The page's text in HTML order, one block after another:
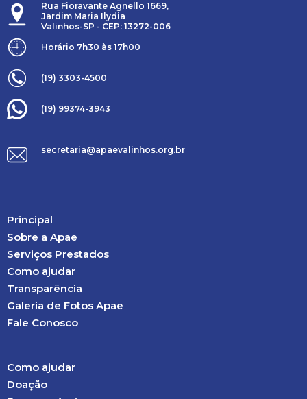
Rua Fioravante Agnello 1669,
Jardim Maria Ilydia
Valinhos-SP - CEP: 13272-006
Horário 7h30 às 17h00
(19) 3303-4500
(19) 99374-3943
secretaria@apaevalinhos.org.br
Principal
Sobre a Apae
Serviços Prestados
Como ajudar
Transparência
Galeria de Fotos Apae
Fale Conosco
Como ajudar
Doação